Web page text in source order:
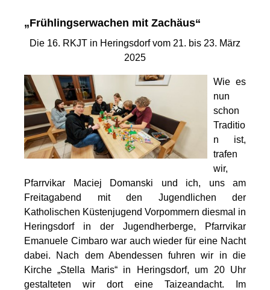
„Frühlingserwachen mit Zachäus“
Die 16. RKJT in Heringsdorf vom 21. bis 23. März
2025
Wie es
nun
schon
Traditio
n ist,
trafen
wir,
Pfarrvikar Maciej Domanski und ich, uns am
Freitagabend mit den Jugendlichen der
Katholischen Küstenjugend Vorpommern diesmal in
Heringsdorf in der Jugendherberge, Pfarrvikar
Emanuele Cimbaro war auch wieder für eine Nacht
dabei. Nach dem Abendessen fuhren wir in die
Kirche „Stella Maris“ in Heringsdorf, um 20 Uhr
gestalteten wir dort eine Taizeandacht. Im